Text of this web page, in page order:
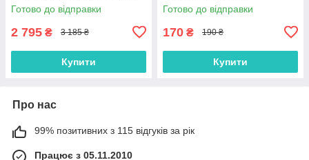
Готово до відправки
2 795 ₴ 3 185 ₴
Купити
Готово до відправки
170 ₴ 190 ₴
Купити
Про нас
99% позитивних з 115 відгуків за рік
Працює з 05.11.2010